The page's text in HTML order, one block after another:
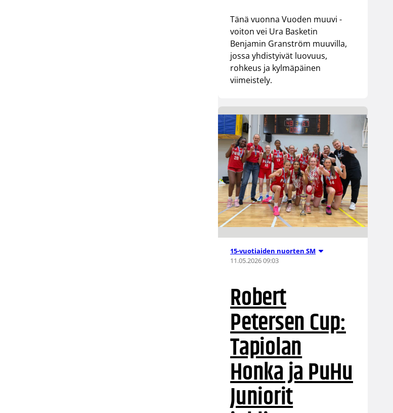
Tänä vuonna Vuoden muuvi -
voiton vei Ura Basketin
Benjamin Granström muuvilla,
jossa yhdistyivät luovuus,
rohkeus ja kylmäpäinen
viimeistely.
15-vuotiaiden nuorten SM
11.05.2026 09:03
Robert
Petersen Cup:
Tapiolan
Honka ja PuHu
Juniorit